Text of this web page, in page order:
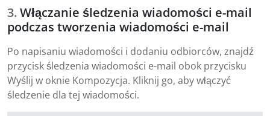
Włączanie śledzenia wiadomości e-mail
podczas tworzenia wiadomości e-mail
Po napisaniu wiadomości i dodaniu odbiorców, znajdź
przycisk śledzenia wiadomości e-mail obok przycisku
Wyślij w oknie Kompozycja. Kliknij go, aby włączyć
śledzenie dla tej wiadomości.